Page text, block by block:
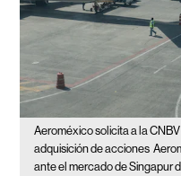
Aeroméxico solicita a la
adquisición de acciones
ante el mercado de Singapur